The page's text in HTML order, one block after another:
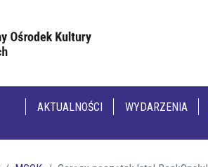
AKTUALNOŚCI WYDARZENIA